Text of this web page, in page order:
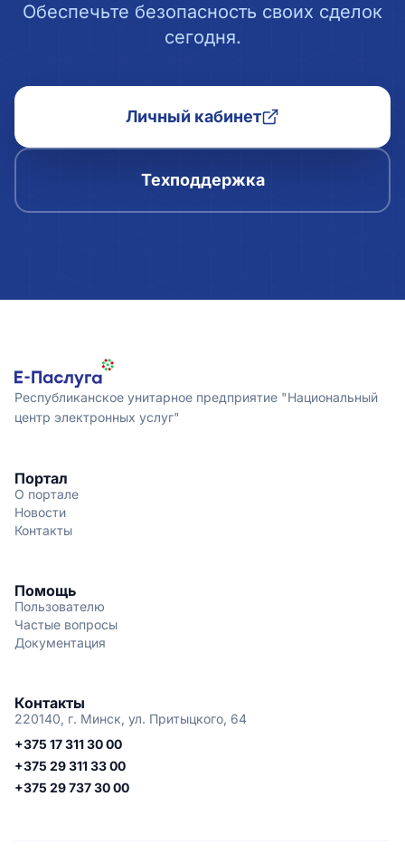
Обеспечьте безопасность своих сделок
сегодня.
Личный кабинет
Техподдержка
Республиканское унитарное предприятие "Национальный
центр электронных услуг"
Портал
О портале
Новости
Контакты
Помощь
Пользователю
Частые вопросы
Документация
Контакты
220140, г. Минск, ул. Притыцкого, 64
+375 17 311 30 00
+375 29 311 33 00
+375 29 737 30 00